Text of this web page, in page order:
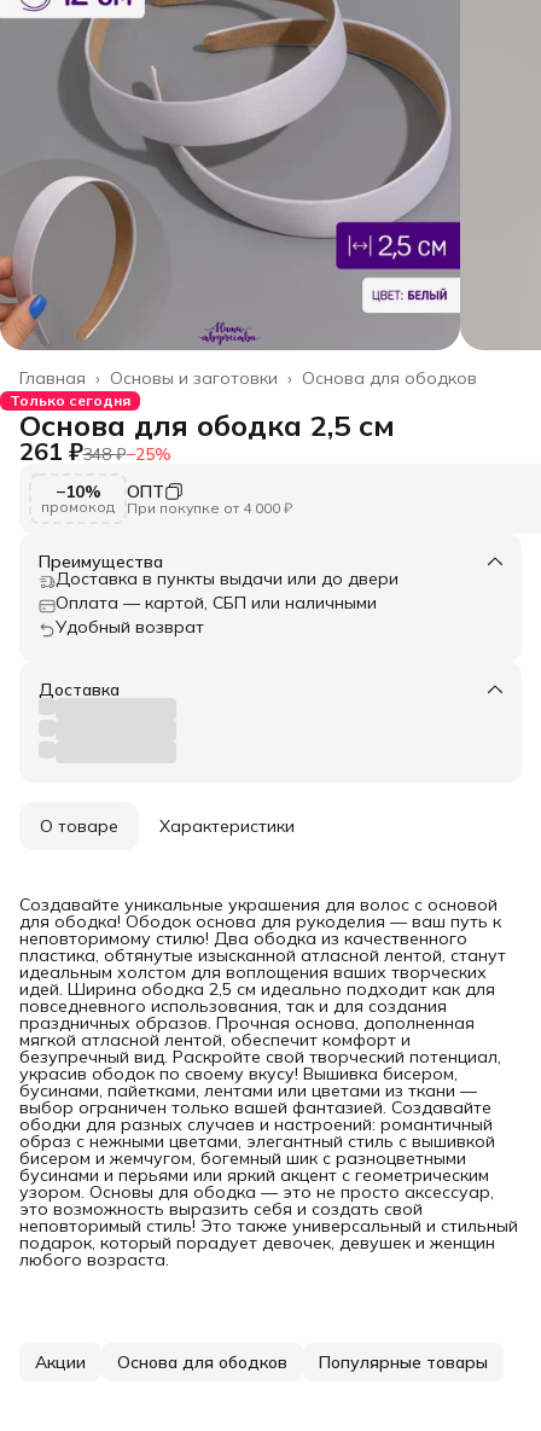
Основа для ободков
Основы и заготовки ›
Главная ›
Только сегодня
Основа для ободка 2,5 см
261 ₽348 ₽−25%
−10%
промокод
ОПТ
При покупке от 4 000 ₽
Преимущества
Доставка в пункты выдачи или до двери
Оплата — картой, СБП или наличными
Удобный возврат
Доставка
О товаре Характеристики
Создавайте уникальные украшения для волос с основой
для ободка! Ободок основа для рукоделия — ваш путь к
неповторимому стилю! Два ободка из качественного
пластика, обтянутые изысканной атласной лентой, станут
идеальным холстом для воплощения ваших творческих
идей. Ширина ободка 2,5 см идеально подходит как для
повседневного использования, так и для создания
праздничных образов. Прочная основа, дополненная
мягкой атласной лентой, обеспечит комфорт и
безупречный вид. Раскройте свой творческий потенциал,
украсив ободок по своему вкусу! Вышивка бисером,
бусинами, пайетками, лентами или цветами из ткани —
выбор ограничен только вашей фантазией. Создавайте
ободки для разных случаев и настроений: романтичный
образ с нежными цветами, элегантный стиль с вышивкой
бисером и жемчугом, богемный шик с разноцветными
бусинами и перьями или яркий акцент с геометрическим
узором. Основы для ободка — это не просто аксессуар,
это возможность выразить себя и создать свой
неповторимый стиль! Это также универсальный и стильный
подарок, который порадует девочек, девушек и женщин
любого возраста.
Акции Основа для ободков Популярные товары